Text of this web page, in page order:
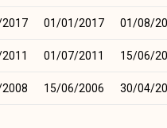
01/01/2017 01/08/
01/07/2011 15/06/
15/06/2006 30/04/